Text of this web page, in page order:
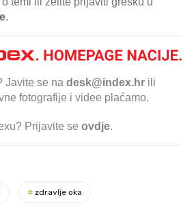
.
Javite se na desk@index.hr ili
fotografije i videe plaćamo.
Prijavite se ovdje.
# zdravlje oka